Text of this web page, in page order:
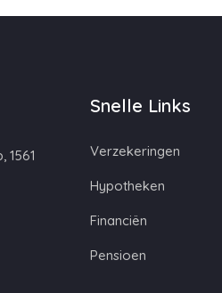
Snelle Links
Verzekeringen
Hypotheken
Financiën
Pensioen